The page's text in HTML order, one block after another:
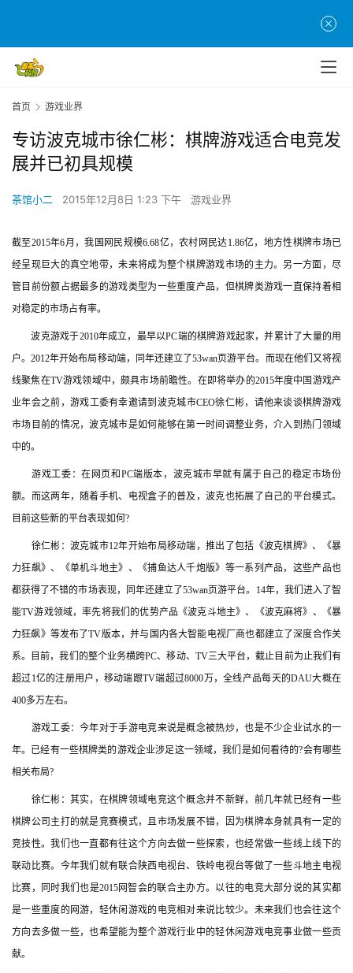
首
页
游
茶
创
游
戏
业
首页 游戏业界
专访波克城市徐仁彬：棋牌游戏适合电竞发
展并已初具规模
茶馆小二 2015年12月8日 1:23 下午 游戏业界
截至2015年6月，我国网民规模6.68亿，农村网民达1.86亿，地方性棋牌市场已
经呈现巨大的真空地带，未来将成为整个棋牌游戏市场的主力。另一方面，尽
管目前份额占据最多的游戏类型为一些重度产品，但棋牌类游戏一直保持着相
对稳定的市场占有率。
波克游戏于2010年成立，最早以PC端的棋牌游戏起家，并累计了大量的用
户。2012年开始布局移动端，同年还建立了53wan页游平台。而现在他们又将视
线聚焦在TV游戏领域中，颇具市场前瞻性。在即将举办的2015年度中国游戏产
业年会之前，游戏工委有幸邀请到波克城市CEO徐仁彬，请他来谈谈棋牌游戏
市场目前的情况，波克城市是如何能够在第一时间调整业务，介入到热门领域
中的。
游戏工委：在网页和PC端版本，波克城市早就有属于自己的稳定市场份
额。而这两年，随着手机、电视盒子的普及，波克也拓展了自己的平台模式。
目前这些新的平台表现如何?
徐仁彬：波克城市12年开始布局移动端，推出了包括《波克棋牌》、《暴
力狂飙》、《单机斗地主》、《捕鱼达人千炮版》等一系列产品，这些产品也
都获得了不错的市场表现，同年还建立了53wan页游平台。14年，我们进入了智
能TV游戏领域，率先将我们的优势产品《波克斗地主》、《波克麻将》、《暴
力狂飙》等发布了TV版本，并与国内各大智能电视厂商也都建立了深度合作关
系。目前，我们的整个业务横跨PC、移动、TV三大平台，截止目前为止我们有
超过1亿的注册用户，移动端跟TV端超过8000万，全线产品每天的DAU大概在
400多万左右。
游戏工委：今年对于手游电竞来说是概念被热炒，也是不少企业试水的一
年。已经有一些棋牌类的游戏企业涉足这一领域，我们是如何看待的?会有哪些
相关布局?
徐仁彬：其实，在棋牌领域电竞这个概念并不新鲜，前几年就已经有一些
棋牌公司主打的就是竞赛模式，且市场发展不错，因为棋牌本身就具有一定的
竞技性。我们也一直都有往这个方向去做一些探索，也经常做一些线上线下的
联动比赛。今年我们就有联合陕西电视台、铁岭电视台等做了一些斗地主电视
比赛，同时我们也是2015网智会的联合主办方。以往的电竞大部分说的其实都
是一些重度的网游，轻休闲游戏的电竞相对来说比较少。未来我们也会往这个
方向去多做一些，也希望能为整个游戏行业中的轻休闲游戏电竞事业做一些贡
献。